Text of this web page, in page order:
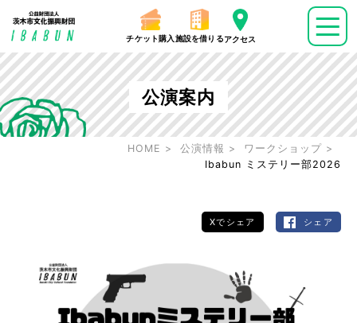
チケット購入 施設を借りるアクセス
公演案内
HOME 公演情報
ワークショップ
Ibabun ミステリー部2026
Xでシェア シェア